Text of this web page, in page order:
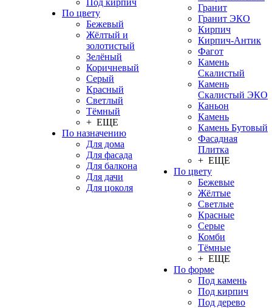
Под кирпич
По цвету
Бежевый
Жёлтый и
золотистый
Зелёный
Коричневый
Серый
Красный
Светлый
Тёмный
+ ЕЩЕ
По назначению
Для дома
Для фасада
Для балкона
Для дачи
Для цоколя
Гранит
Гранит ЭКО
Кирпич
Кирпич-Антик
Фагот
Камень
Скалистый
Камень
Скалистый ЭКО
Каньон
Камень
Камень Бутовый
Фасадная
Плитка
+ ЕЩЕ
По цвету
Бежевые
Жёлтые
Светлые
Красные
Серые
Комби
Тёмные
+ ЕЩЕ
По форме
Под камень
Под кирпич
Под дерево